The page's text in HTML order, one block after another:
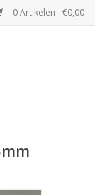
0 Artikelen - €0,00